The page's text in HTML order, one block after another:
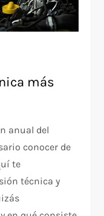
más
anual del
conocer de
te
técnica y